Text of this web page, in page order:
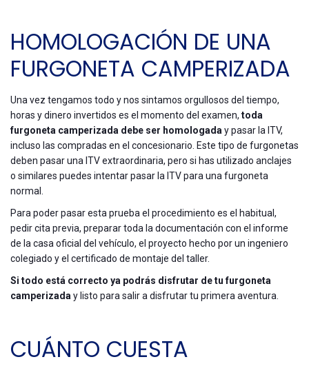
HOMOLOGACIÓN DE UNA
FURGONETA CAMPERIZADA
Una vez tengamos todo y nos sintamos orgullosos del tiempo,
horas y dinero invertidos es el momento del examen, toda
furgoneta camperizada debe ser homologada y pasar la ITV,
incluso las compradas en el concesionario. Este tipo de furgonetas
deben pasar una ITV extraordinaria, pero si has utilizado anclajes
o similares puedes intentar pasar la ITV para una furgoneta
normal.
Para poder pasar esta prueba el procedimiento es el habitual,
pedir cita previa, preparar toda la documentación con el informe
de la casa oficial del vehículo, el proyecto hecho por un ingeniero
colegiado y el certificado de montaje del taller.
Si todo está correcto ya podrás disfrutar de tu furgoneta
camperizada y listo para salir a disfrutar tu primera aventura.
CUÁNTO CUESTA